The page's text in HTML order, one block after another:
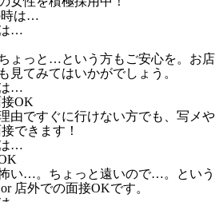
時は…
…
ょっと…という方もご安心を。お店
見てみてはいかがでしょう。
…
OK
由ですぐに行けない方でも、写メや
できます！
…
い…。ちょっと遠いので…。という
店外での面接OKです。